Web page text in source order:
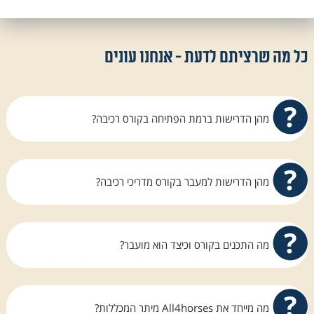
כל מה שרציתם לדעת - אנחנו עונים
מהן הדרישות ברמת הפתיחה בקורס רכיבה?
במשרה מלאה על מנת לתת מענה לרוכבים, טרם
הכניסה לקורס וגם לאחר תחילת הקורס ועד לסיומו
ובתנאי שנוכל להגיע לקו הסיום ברמה נאותה
מהן הדרישות למעבר בקורס מדריכי רכיבה?
למתחילים ולרוכבים מתקדמים ובמבחן רכיבה אחד.
בנוסף על הרוכב לעמוד במבחן ממשק, לונג'
ווטרינריה. הקורס אינו קל אך הצוות מחוייב להביא
מה התכנים בקורס וכיצד הוא מועבר?
טובים. בעלי מסוגלות לישיבה נאה ואפקטיבית על גב
של סוס, ומציאת מענה ופתרון לבעיות נפוצות. הקורס
מה מייחד את All4horses מיתר המכללות?